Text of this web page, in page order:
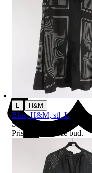
H&M
Blus, H&M, stl. L
Sluttid
10 aug 18:17
Pris:
Ledande bud.